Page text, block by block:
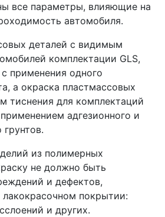
все параметры, влияющие на
автомобиля.
деталей с видимым
комплектации GLS,
применения одного
а окраска пластмассовых
тиснения для комплектаций
адгезионного и
из полимерных
не должно быть
и дефектов,
покрытии:
и других.